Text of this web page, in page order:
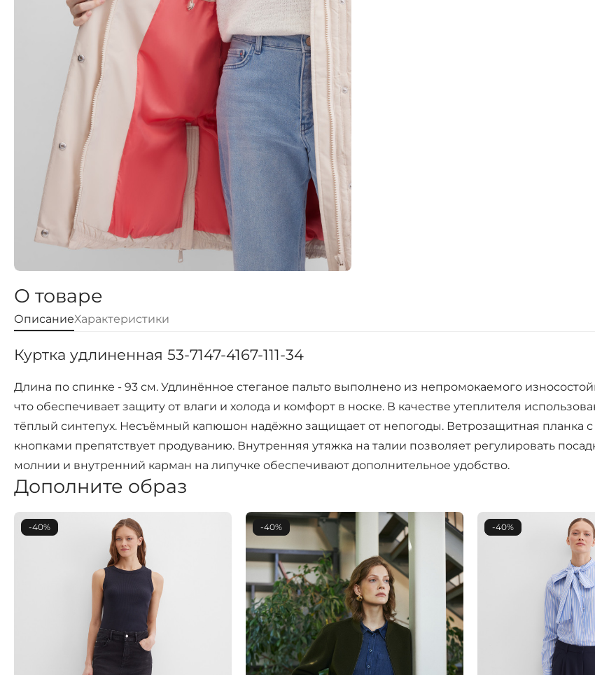
О товаре
ОписаниеХарактеристики
Куртка удлиненная 53-7147-4167-111-34
Длина по спинке - 93 см. Удлинённое стеганое пальто выполнено из непромокаемого
что обеспечивает защиту от влаги и холода и комфорт в носке. В качестве утеплителя
тёплый синтепух. Несъёмный капюшон надёжно защищает от непогоды. Ветрозащитная планка
кнопками препятствует продуванию. Внутренняя утяжка на талии позволяет регулировать
молнии и внутренний карман на липучке обеспечивают дополнительное удобство.
Дополните образ
-40% -40% -40%